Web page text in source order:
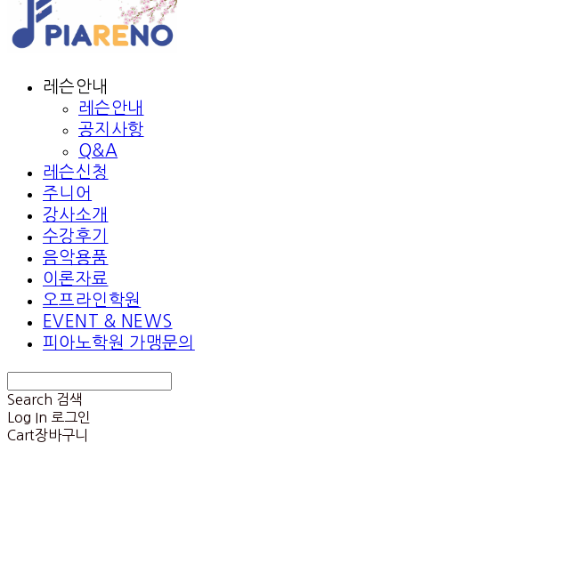
레슨안내
레슨안내
공지사항
Q&A
레슨신청
주니어
강사소개
수강후기
음악용품
이론자료
오프라인학원
EVENT & NEWS
피아노학원 가맹문의
Search 검색
Log In 로그인
Cart장바구니